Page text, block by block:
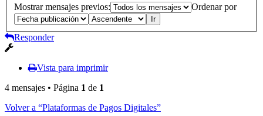
Mostrar mensajes previos: Ordenar por
Responder
Vista para imprimir
4 mensajes • Página 1 de 1
Volver a “Plataformas de Pagos Digitales”